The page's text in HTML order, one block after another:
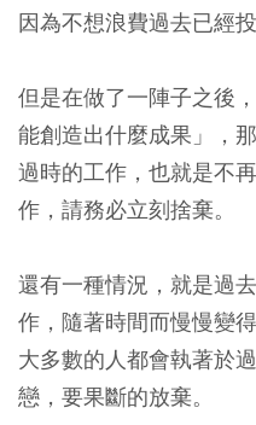
因為不想浪費過去已經
但是在做了一陣子之後
能創造出什麼成果」，
過時的工作，也就是不
作，請務必立刻捨棄。
還有一種情況，就是過
作，隨著時間而慢慢變
大多數的人都會執著於
戀，要果斷的放棄。